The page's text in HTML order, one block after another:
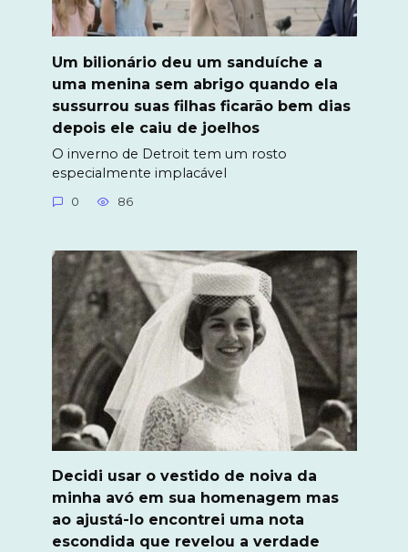
Um bilionário deu um sanduíche a
uma menina sem abrigo quando ela
sussurrou suas filhas ficarão bem dias
depois ele caiu de joelhos
O inverno de Detroit tem um rosto
especialmente implacável
0 86
Decidi usar o vestido de noiva da
minha avó em sua homenagem mas
ao ajustá-lo encontrei uma nota
escondida que revelou a verdade